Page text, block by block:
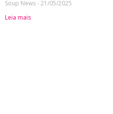
Soup News 21/05/2025
Leia mais